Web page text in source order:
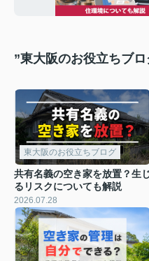
”東大阪のお役立ちブ
東大阪のお役立ちブログ
共有名義の空き家を放置？生
るリスクについても解説
2026.07.28